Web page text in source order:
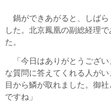
鍋ができあがると、しばら
した。北京鳳凰の副総経理
た。
「今日はありがとうござい
な質問に答えてくれる人が
目から鱗が取れました。御
ですね」